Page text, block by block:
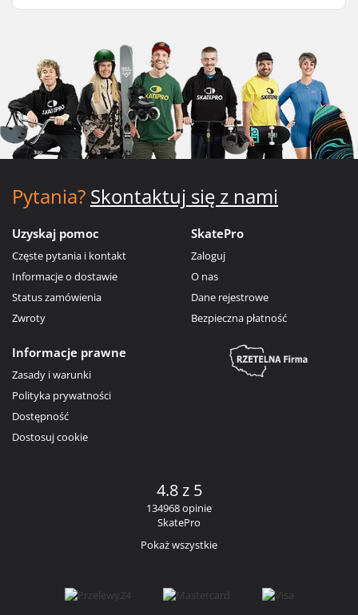
Pytania? Skontaktuj się z nami
Uzyskaj pomoc
Częste pytania i kontakt
Informacje o dostawie
Status zamówienia
Zwroty
SkatePro
Zaloguj
O nas
Dane rejestrowe
Bezpieczna płatność
Informacje prawne
Zasady i warunki
Polityka prywatności
Dostępność
Dostosuj cookie
4.8 z 5
134968 opinie
SkatePro
Pokaż wszystkie